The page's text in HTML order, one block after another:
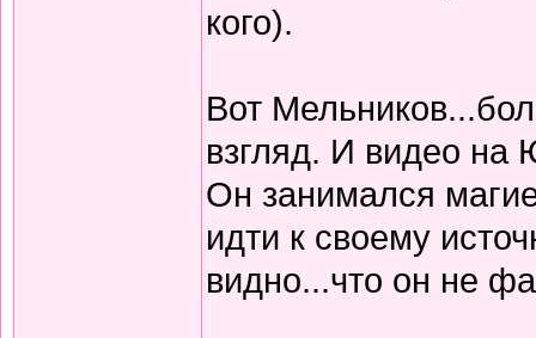
кого).
Вот
взгляд. И видео на
Он занимался
идти к своему
видно...что он не